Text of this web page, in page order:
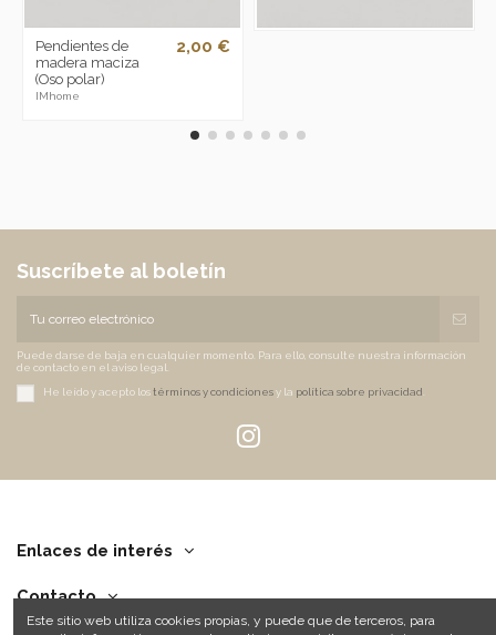
Pendientes de
madera maciza
(Oso polar)
IMhome
2,00 €
Suscríbete al boletín
Puede darse de baja en cualquier momento. Para ello, consulte nuestra información
de contacto en el aviso legal.
He leído y acepto lostérminos y condicionesy la política sobre privacidad
Enlaces de interés
Contacto
Este sitio web utiliza cookies propias, y puede que de terceros, para